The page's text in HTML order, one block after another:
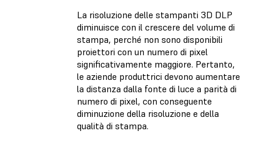
La risoluzione delle stampanti 3D DLP
diminuisce con il crescere del volume di
stampa, perché non sono disponibili
proiettori con un numero di pixel
significativamente maggiore. Pertanto,
le aziende produttrici devono aumentare
la distanza dalla fonte di luce a parità di
numero di pixel, con conseguente
diminuzione della risoluzione e della
qualità di stampa.